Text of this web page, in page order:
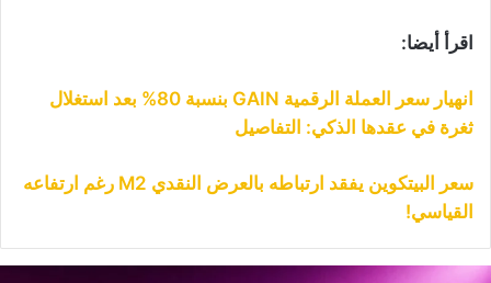
اقرأ أيضا:
انهيار سعر العملة الرقمية GAIN بنسبة 80% بعد استغلال
ثغرة في عقدها الذكي: التفاصيل
سعر البيتكوين يفقد ارتباطه بالعرض النقدي M2 رغم ارتفاعه
القياسي!
منصة